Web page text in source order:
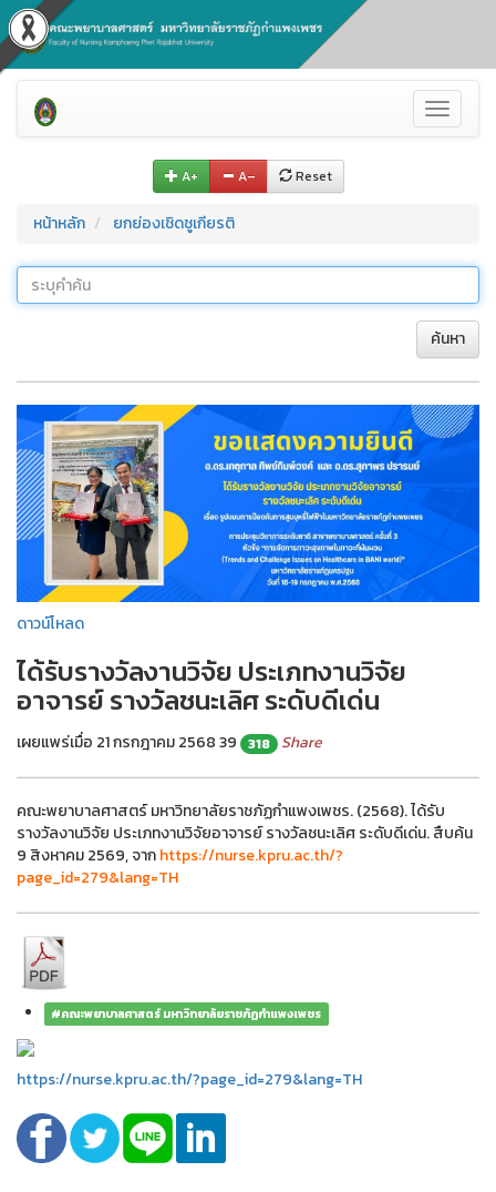
Toggle
A+ A– Reset
หน้าหลัก ยกย่องเชิดชูเกียรติ
ค้นหา
ดาวน์โหลด
ได้รับรางวัลงานวิจัย ประเภทงานวิจัย
อาจารย์ รางวัลชนะเลิศ ระดับดีเด่น
เผยแพร่เมื่อ 21 กรกฎาคม 256839 318 Share
คณะพยาบาลศาสตร์ มหาวิทยาลัยราชภัฏกำแพงเพชร. (2568). ได้รับ
รางวัลงานวิจัย ประเภทงานวิจัยอาจารย์ รางวัลชนะเลิศ ระดับดีเด่น. สืบค้น
9 สิงหาคม 2569, จากhttps://nurse.kpru.ac.th/?
page_id=279&lang=TH
#คณะพยาบาลศาสตร์ มหาวิทยาลัยราชภัฏกำแพงเพชร
https://nurse.kpru.ac.th/?page_id=279&lang=TH